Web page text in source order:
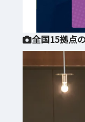
全国15拠点